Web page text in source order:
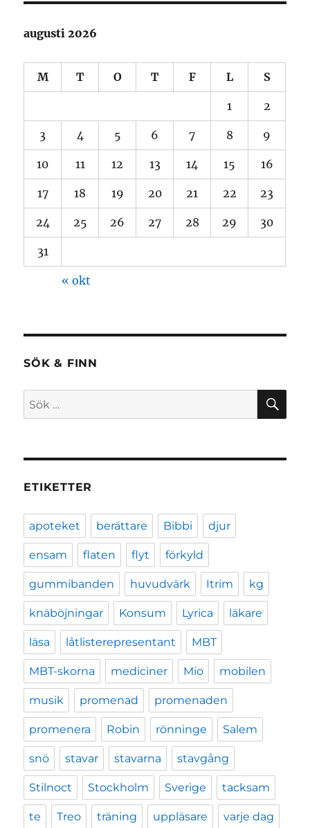
augusti 2026
M T O T F L S
1 2
3 4 5 6 7 8 9
10 11 12 13 14 15 16
17 18 19 20 21 22 23
24 25 26 27 28 29 30
31
« okt
SÖK & FINN
Sök
efter:
ETIKETTER
apoteket berättare Bibbi djur
ensam flaten flyt förkyld
gummibanden huvudvärk Itrim kg
knäböjningar Konsum Lyrica läkare
läsa låtlisterepresentant MBT
MBT-skorna mediciner Mio mobilen
musik promenad promenaden
promenera Robin rönninge Salem
snö stavar stavarna stavgång
Stilnoct Stockholm Sverige tacksam
te Treo träning uppläsare varje dag